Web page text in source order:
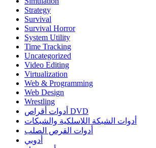
Strategy
Survival
Survival Horror
System Utility
Time Tracking
Uncategorized
Video Editing
Virtualization
Web & Programming
Web Design
Wrestling
أدوات أقراص DVD
أدوات الشبكة اللاسلكية والشبكات
أدوات القرص الصلب
أدوبي